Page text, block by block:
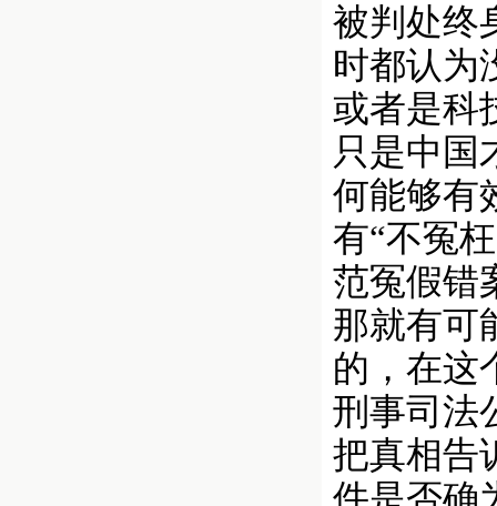
被判处终
时都认为
或者是科
只是中国
何能够有
有“不冤
范冤假错
那就有可
的，在这
刑事司法
把真相告